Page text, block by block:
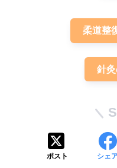
柔道整
針
ポスト シェ